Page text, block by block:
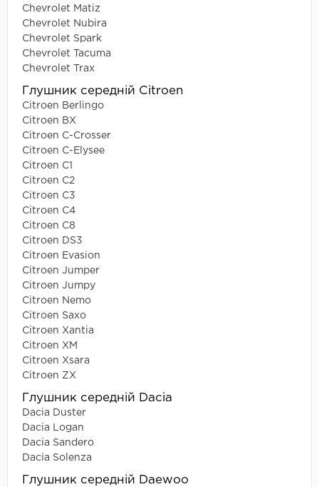
Chevrolet Matiz
Chevrolet Nubira
Chevrolet Spark
Chevrolet Tacuma
Chevrolet Trax
Глушник середній Citroen
Citroen Berlingo
Citroen BX
Citroen C-Crosser
Citroen C-Elysee
Citroen C1
Citroen C2
Citroen C3
Citroen C4
Citroen C8
Citroen DS3
Citroen Evasion
Citroen Jumper
Citroen Jumpy
Citroen Nemo
Citroen Saxo
Citroen Xantia
Citroen XM
Citroen Xsara
Citroen ZX
Глушник середній Dacia
Dacia Duster
Dacia Logan
Dacia Sandero
Dacia Solenza
Глушник середній Daewoo